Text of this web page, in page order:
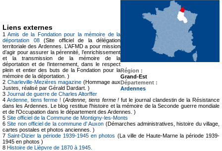
Région :
Grand-Est
Département :
Ardennes
Liens externes
1Amis de la Fondation pour la mémoire de la
déportation 08(Site officiel de la délégation
territoriale des Ardennes. L’AFMD a pour mission
d’agir pour assurer la pérennité, l’enrichissement
et la transmission de la mémoire de la
déportation et de l’internement, dans le respect
plein et entier des buts de la Fondation pour la
mémoire de la déportation. )
2 Charleville-Mezières magazine (Hommage aux
Justes, réalisé par Gérald Dardart. )
3 Journal de guerre de Charles Altorffer
4 Ardenne, tiens ferme ! (Ardenne, tiens ferme ! fut le journal clandestin de la Résistance
dans les Ardennes. Le blog restitue l'histoire et la mémoire de la Seconde guerre mondiale
et de l'Occupation dans le département des Ardennes. )
5 Site officiel de la Commune de Montigny-les-Monts
6Site non officiel de la commune d' Auxon (Démarches administratives, histoire du village,
cartes postales et photos anciennes. )
7Saint-Dizier la période 1939-1945 en photos (La ville de Haute-Marne la période 1939-
1945 en photos )
8 Histoire de Lièpvre de 1870 à 1945.